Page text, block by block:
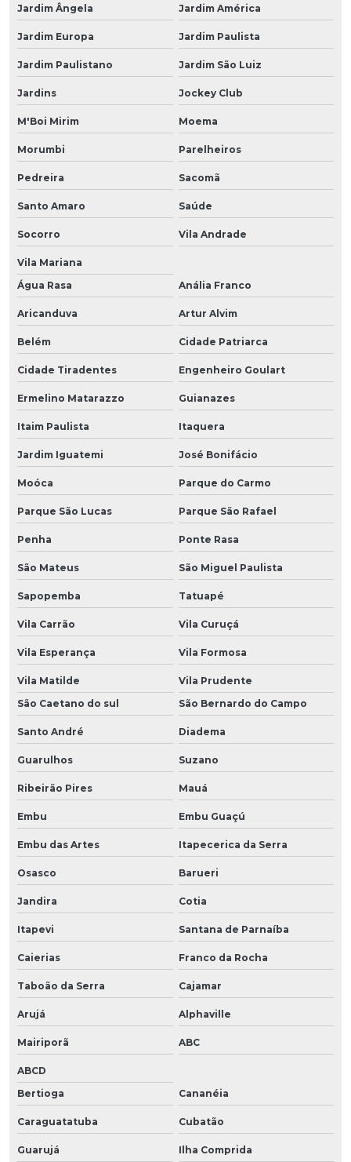
Jardim Ângela Jardim América
Jardim Europa Jardim Paulista
Jardim Paulistano Jardim São Luiz
Jardins Jockey Club
M'Boi Mirim Moema
Morumbi Parelheiros
Pedreira Sacomã
Santo Amaro Saúde
Socorro Vila Andrade
Vila Mariana
Água Rasa
Anália Franco
Aricanduva Artur Alvim
Belém Cidade Patriarca
Cidade Tiradentes Engenheiro Goulart
Ermelino Matarazzo Guianazes
Itaim Paulista Itaquera
Jardim Iguatemi José Bonifácio
Moóca Parque do Carmo
Parque São Lucas Parque São Rafael
Penha Ponte Rasa
São Mateus São Miguel Paulista
Sapopemba Tatuapé
Vila Carrão Vila Curuçá
Vila Esperança Vila Formosa
Vila Matilde
Vila Prudente
São Caetano do sul
São Bernardo do Campo
Santo André Diadema
Guarulhos Suzano
Ribeirão Pires Mauá
Embu Embu Guaçú
Embu das Artes Itapecerica da Serra
Osasco Barueri
Jandira Cotia
Itapevi Santana de Parnaíba
Caierias Franco da Rocha
Taboão da Serra Cajamar
Arujá Alphaville
Mairiporã ABC
ABCD
Bertioga
Cananéia
Caraguatatuba Cubatão
Guarujá Ilha Comprida